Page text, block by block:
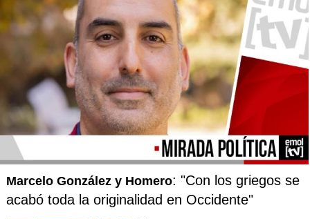
Marcelo González y Homero: "Con los griegos se
acabó toda la originalidad en Occidente"